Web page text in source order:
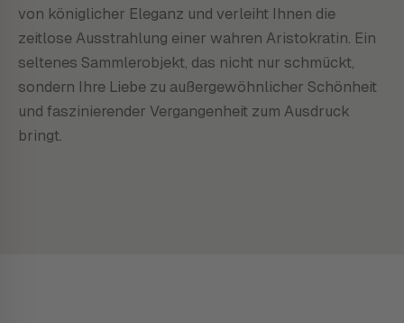
von königlicher Eleganz und verleiht Ihnen die
zeitlose Ausstrahlung einer wahren Aristokratin. Ein
seltenes Sammlerobjekt, das nicht nur schmückt,
sondern Ihre Liebe zu außergewöhnlicher Schönheit
und faszinierender Vergangenheit zum Ausdruck
bringt.